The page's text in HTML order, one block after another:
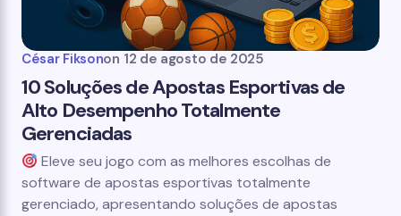
César Fiksonon 12 de agosto de 2025
10 Soluções de Apostas Esportivas de
Alto Desempenho Totalmente
Gerenciadas
Eleve seu jogo com as melhores escolhas de
software de apostas esportivas totalmente
gerenciado, apresentando soluções de apostas